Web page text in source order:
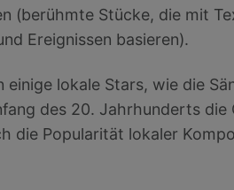
(berühmte Stücke, die mit
Ereignissen basieren).
lokale Stars, wie die
des 20. Jahrhunderts die
die Popularität lokaler